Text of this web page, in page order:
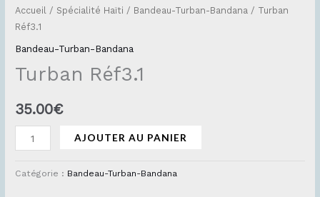
Accueil / Spécialité Haïti / Bandeau-Turban-Bandana / Turban
Réf3.1
Bandeau-Turban-Bandana
Turban Réf3.1
35.00€
AJOUTER AU PANIER
Catégorie : Bandeau-Turban-Bandana